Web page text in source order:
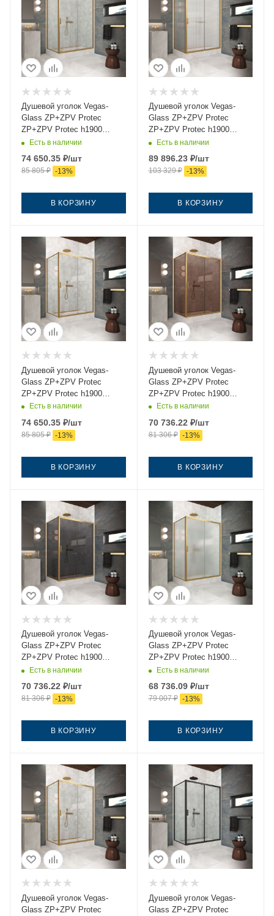
Душевой уголок Vegas-
Glass ZP+ZPV Protec
ZP+ZPV Protec h1900
145*100 03 02 145х100
стекло рифленое профиль
золото без поддона
Есть в наличии
74 650.35 ₽/шт
85 805₽ -13%
В КОРЗИНУ
Душевой уголок Vegas-
Glass ZP+ZPV Protec
ZP+ZPV Protec h1900
145*100 03 Moru 145х100
стекло рифленое профиль
золото без поддона
Есть в наличии
89 896.23₽/шт
103 329₽ -13%
В КОРЗИНУ
Душевой уголок Vegas-
Glass ZP+ZPV Protec
ZP+ZPV Protec h1900
145*100 03 crystalvision
профиль золото без
поддона
Есть в наличии
74 650.35 ₽/шт
85 805₽ -13%
В КОРЗИНУ
Душевой уголок Vegas-
Glass ZP+ZPV Protec
ZP+ZPV Protec h1900
145*100 03 05 145х100
профиль золото без
поддона
Есть в наличии
70 736.22 ₽/шт
81 306₽ -13%
В КОРЗИНУ
Душевой уголок Vegas-
Glass ZP+ZPV Protec
ZP+ZPV Protec h1900
145*100 03 07 145х100
стекло тонированное
профиль золото без
поддона
Есть в наличии
70 736.22 ₽/шт
81 306₽ -13%
В КОРЗИНУ
Душевой уголок Vegas-
Glass ZP+ZPV Protec
ZP+ZPV Protec h1900
145*100 03 10 145х100
стекло матовое профиль
золото без поддона
Есть в наличии
68 736.09₽/шт
79 007₽ -13%
В КОРЗИНУ
Душевой уголок Vegas-
Glass ZP+ZPV Protec
Душевой уголок Vegas-
Glass ZP+ZPV Protec